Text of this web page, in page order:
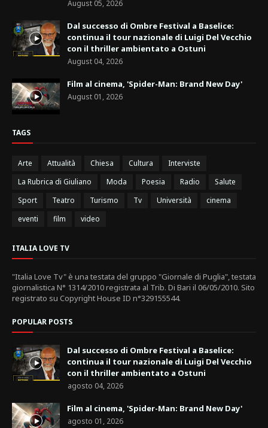
August 05, 2026
Dal successo di Ombre Festival a Baselice:
continua il tour nazionale di Luigi Del Vecchio
con il thriller ambientato a Ostuni
August 04, 2026
Film al cinema, 'Spider-Man: Brand New Day'
August 01, 2026
TAGS
Arte Attualità Chiesa Cultura
Interviste
La Rubrica di Giuliano
Moda Poesia Radio
Salute
Sport
Teatro Turismo Tv Università
cinema
eventi
film video
ITALIA LOVE TV
"Italia Love Tv" è una testata del gruppo "Giornale di Puglia", testata
giornalistica N° 1314/2010 registrata al Trib. Di Bari il 06/05/2010. Sito
registrato su Copyright House ID n°329155544.
POPULAR POSTS
Dal successo di Ombre Festival a Baselice:
continua il tour nazionale di Luigi Del Vecchio
con il thriller ambientato a Ostuni
agosto 04, 2026
Film al cinema, 'Spider-Man: Brand New Day'
agosto 01, 2026